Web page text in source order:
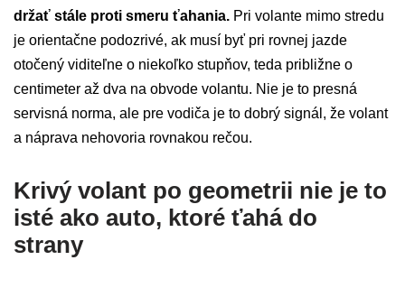
držať stále proti smeru ťahania. Pri volante mimo stredu
je orientačne podozrivé, ak musí byť pri rovnej jazde
otočený viditeľne o niekoľko stupňov, teda približne o
centimeter až dva na obvode volantu. Nie je to presná
servisná norma, ale pre vodiča je to dobrý signál, že volant
a náprava nehovoria rovnakou rečou.
Krivý volant po geometrii nie je to
isté ako auto, ktoré ťahá do
strany